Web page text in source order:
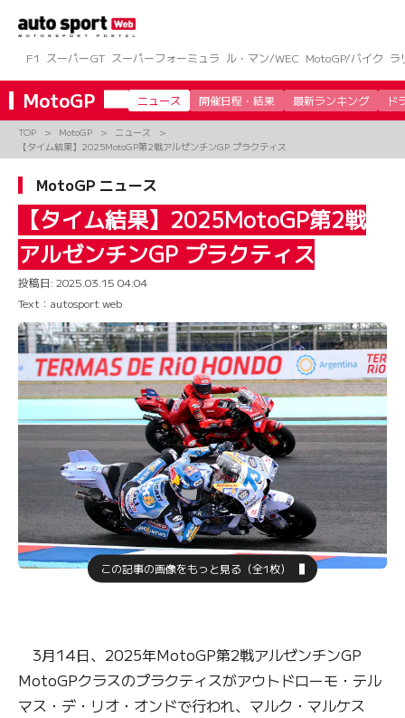
ツ
へ
ス
キ
プ
F1 スーパーGT スーパーフォーミュラ ル・マン/WEC MotoGP/バイク ラ
MotoGP ニュース 開催日程・結果 最新ランキング ド
TOP MotoGP
ニュース
【タイム結果】2025MotoGP第2戦アルゼンチンGP プラクティス
MotoGP ニュース
【タイム結果】2025MotoGP第2戦
アルゼンチンGP プラクティス
投稿日: 2025.03.15 04:04
Text：autosport web
この記事の画像をもっと見る（全1枚）
3月14日、2025年MotoGP第2戦アルゼンチンGP
MotoGPクラスのプラクティスがアウトドローモ・テル
マス・デ・リオ・オンドで行われ、マルク・マルケス